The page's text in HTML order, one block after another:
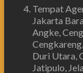
Tempat
Jakarta
Angke,
Duri Utara,
Jatipulo,